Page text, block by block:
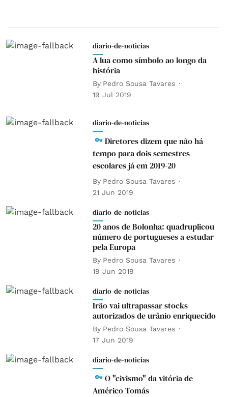
diario-de-noticias
A lua como símbolo ao longo da
história
By Pedro Sousa Tavares
19 Jul 2019
diario-de-noticias
Diretores dizem que não há
tempo para dois semestres
escolares já em 2019-20
By Pedro Sousa Tavares
21 Jun 2019
diario-de-noticias
20 anos de Bolonha: quadruplicou
número de portugueses a estudar
pela Europa
By Pedro Sousa Tavares
19 Jun 2019
diario-de-noticias
Irão vai ultrapassar stocks
autorizados de urânio enriquecido
By Pedro Sousa Tavares
17 Jun 2019
diario-de-noticias
O "civismo" da vitória de
Américo Tomás